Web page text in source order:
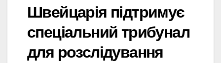
Швейцарія підтримує
спеціальний трибунал
для розслідування